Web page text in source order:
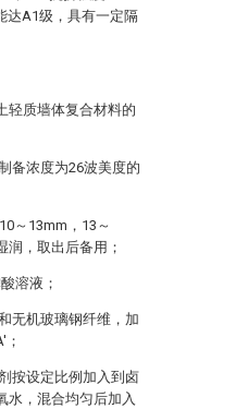
达A1级，具有一定隔
轻质墙体复合材料的
备浓度为26波美度的
～13mm，13～
润，取出后备用；
溶液；
无机玻璃钢纤维，加
按设定比例加入到卤
水，混合均匀后加入